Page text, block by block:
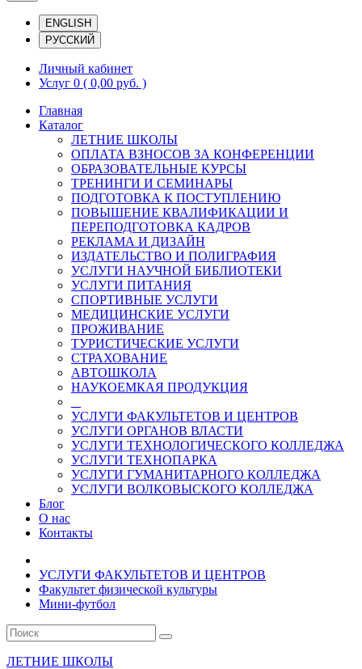
ENGLISH
РУССКИЙ
Личный кабинет
Услуг 0 ( 0,00 руб. )
Главная
Каталог
ЛЕТНИЕ ШКОЛЫ
ОПЛАТА ВЗНОСОВ ЗА КОНФЕРЕНЦИИ
ОБРАЗОВАТЕЛЬНЫЕ КУРСЫ
ТРЕНИНГИ И СЕМИНАРЫ
ПОДГОТОВКА К ПОСТУПЛЕНИЮ
ПОВЫШЕНИЕ КВАЛИФИКАЦИИ И
ПЕРЕПОДГОТОВКА КАДРОВ
РЕКЛАМА И ДИЗАЙН
ИЗДАТЕЛЬСТВО И ПОЛИГРАФИЯ
УСЛУГИ НАУЧНОЙ БИБЛИОТЕКИ
УСЛУГИ ПИТАНИЯ
СПОРТИВНЫЕ УСЛУГИ
МЕДИЦИНСКИЕ УСЛУГИ
ПРОЖИВАНИЕ
ТУРИСТИЧЕСКИЕ УСЛУГИ
СТРАХОВАНИЕ
АВТОШКОЛА
НАУКОЕМКАЯ ПРОДУКЦИЯ
УСЛУГИ ФАКУЛЬТЕТОВ И ЦЕНТРОВ
УСЛУГИ ОРГАНОВ ВЛАСТИ
УСЛУГИ ТЕХНОЛОГИЧЕСКОГО КОЛЛЕДЖА
УСЛУГИ ТЕХНОПАРКА
УСЛУГИ ГУМАНИТАРНОГО КОЛЛЕДЖА
УСЛУГИ ВОЛКОВЫСКОГО КОЛЛЕДЖА
Блог
О нас
Контакты
УСЛУГИ ФАКУЛЬТЕТОВ И ЦЕНТРОВ
Факультет физической культуры
Мини-футбол
ЛЕТНИЕ ШКОЛЫ